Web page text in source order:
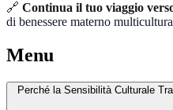
🔗 Continua il tuo viaggio
di benessere materno
Menu
Perché la Sensibilità Culturale